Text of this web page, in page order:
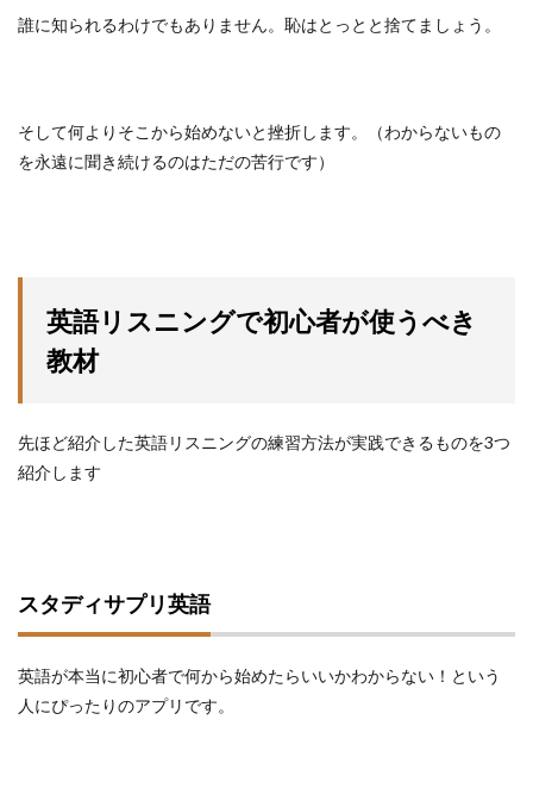
誰に知られるわけでもありません。恥はとっとと捨てましょう。
そして何よりそこから始めないと挫折します。（わからないもの
を永遠に聞き続けるのはただの苦行です）
英語リスニングで初心者が使うべき
教材
先ほど紹介した英語リスニングの練習方法が実践できるものを3つ
紹介します
スタディサプリ英語
英語が本当に初心者で何から始めたらいいかわからない！という
人にぴったりのアプリです。